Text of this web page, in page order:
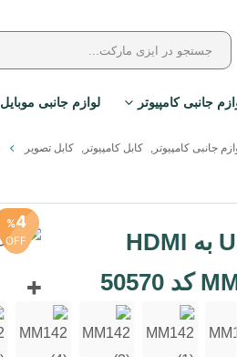
جانبی کامپیوتر لوازم جانبی موبایل
جانبی کامپیوتر, کابل کامپیوتر, کابل تصویر
کابل تبدیل USB-C به HDMI
4
%
OFF